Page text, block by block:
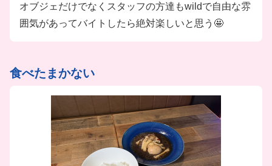
オブジェだけでなくスタッフの方達もwildで自由な雰
囲気があってバイトしたら絶対楽しいと思う🤩
食べたまかない